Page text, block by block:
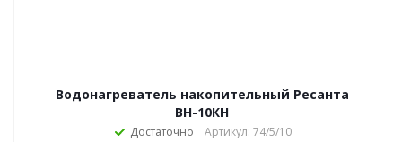
Водонагреватель накопительный Ресанта
ВН-10КН
Достаточно Артикул: 74/5/10